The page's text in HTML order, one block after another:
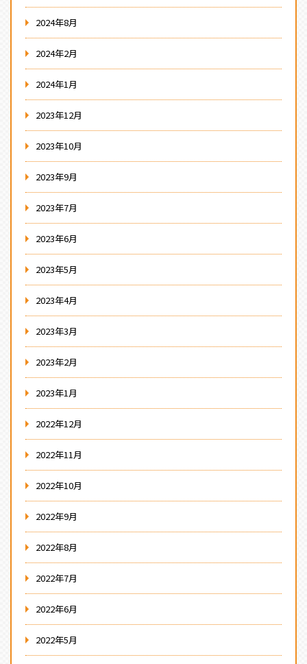
2024年8月
2024年2月
2024年1月
2023年12月
2023年10月
2023年9月
2023年7月
2023年6月
2023年5月
2023年4月
2023年3月
2023年2月
2023年1月
2022年12月
2022年11月
2022年10月
2022年9月
2022年8月
2022年7月
2022年6月
2022年5月